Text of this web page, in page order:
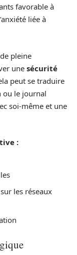
favorable à
liée à
pleine
une sécurité
peut se traduire
ou le journal
soi-même et une
:
les réseaux